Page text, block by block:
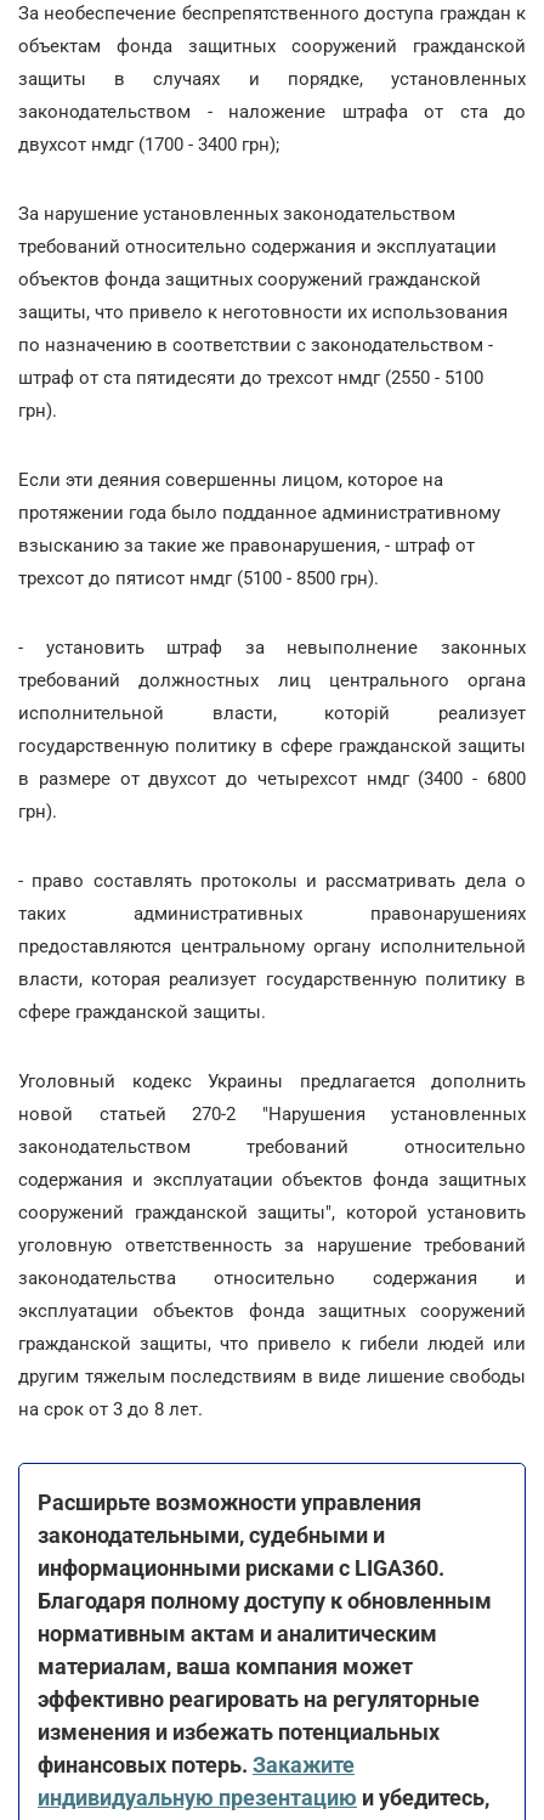
За необеспечение беспрепятственного доступа граждан к
объектам фонда защитных сооружений гражданской
защиты в случаях и порядке, установленных
законодательством - наложение штрафа от ста до
двухсот нмдг (1700 - 3400 грн);
За нарушение установленных законодательством
требований относительно содержания и эксплуатации
объектов фонда защитных сооружений гражданской
защиты, что привело к неготовности их использования
по назначению в соответствии с законодательством -
штраф от ста пятидесяти до трехсот нмдг (2550 - 5100
грн).
Если эти деяния совершенны лицом, которое на
протяжении года было подданное административному
взысканию за такие же правонарушения, - штраф от
трехсот до пятисот нмдг (5100 - 8500 грн).
- установить штраф за невыполнение законных
требований должностных лиц центрального органа
исполнительной власти, которій реализует
государственную политику в сфере гражданской защиты
в размере от двухсот до четырехсот нмдг (3400 - 6800
грн).
- право составлять протоколы и рассматривать дела о
таких административных правонарушениях
предоставляются центральному органу исполнительной
власти, которая реализует государственную политику в
сфере гражданской защиты.
Уголовный кодекс Украины предлагается дополнить
новой статьей 270-2 "Нарушения установленных
законодательством требований относительно
содержания и эксплуатации объектов фонда защитных
сооружений гражданской защиты", которой установить
уголовную ответственность за нарушение требований
законодательства относительно содержания и
эксплуатации объектов фонда защитных сооружений
гражданской защиты, что привело к гибели людей или
другим тяжелым последствиям в виде лишение свободы
на срок от 3 до 8 лет.
Расширьте возможности управления
законодательными, судебными и
информационными рисками с LIGA360.
Благодаря полному доступу к обновленным
нормативным актам и аналитическим
материалам, ваша компания может
эффективно реагировать на регуляторные
изменения и избежать потенциальных
финансовых потерь. Закажите
индивидуальную презентацию и убедитесь,